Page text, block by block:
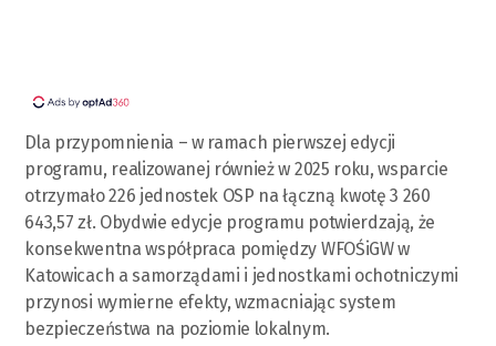
Dla przypomnienia – w ramach pierwszej edycji
programu, realizowanej również w 2025 roku, wsparcie
otrzymało 226 jednostek OSP na łączną kwotę 3 260
643,57 zł. Obydwie edycje programu potwierdzają, że
konsekwentna współpraca pomiędzy WFOŚiGW w
Katowicach a samorządami i jednostkami ochotniczymi
przynosi wymierne efekty, wzmacniając system
bezpieczeństwa na poziomie lokalnym.